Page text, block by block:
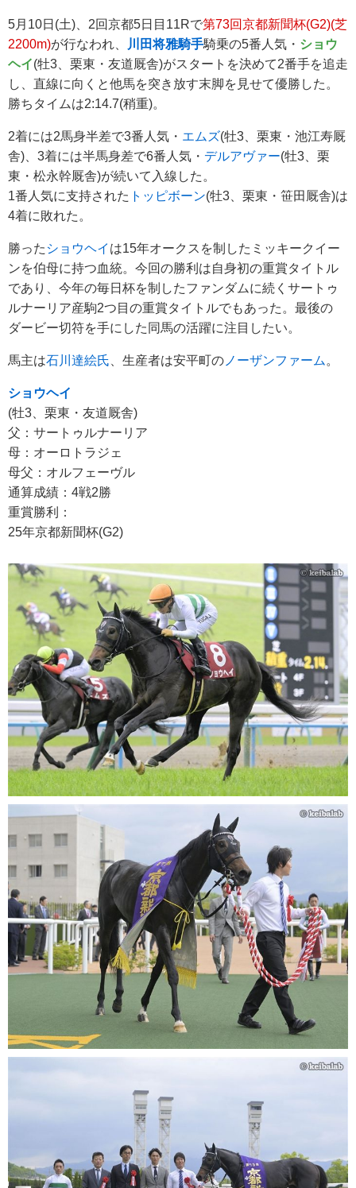
5月10日(土)、2回京都5日目11Rで第73回京都新聞杯(G2)(芝
2200m)が行なわれ、 川田将雅騎手騎乗の5番人気・ ショウ
ヘイ(牡3、栗東・友道厩舎)がスタートを決めて2番手を追走
し、直線に向くと他馬を突き放す末脚を見せて優勝した。
勝ちタイムは2:14.7(稍重)。
2着には2馬身半差で3番人気・ エムズ(牡3、栗東・池江寿厩
舎)、3着には半馬身差で6番人気・ デルアヴァー(牡3、栗
東・松永幹厩舎)が続いて入線した。
1番人気に支持された トッピボーン(牡3、栗東・笹田厩舎)は
4着に敗れた。
勝った ショウヘイ は15年オークスを制したミッキークイー
ンを伯母に持つ血統。今回の勝利は自身初の重賞タイトル
であり、今年の毎日杯を制したファンダムに続くサートゥ
ルナーリア産駒2つ目の重賞タイトルでもあった。最後の
ダービー切符を手にした同馬の活躍に注目したい。
馬主は石川達絵氏 、生産者は安平町の ノーザンファーム 。
ショウヘイ
(牡3、栗東・友道厩舎)
父：サートゥルナーリア
母：オーロトラジェ
母父：オルフェーヴル
通算成績：4戦2勝
重賞勝利：
25年京都新聞杯(G2)